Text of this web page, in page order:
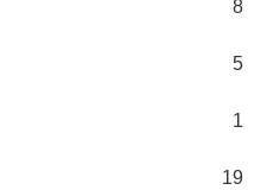
8
5
1
19